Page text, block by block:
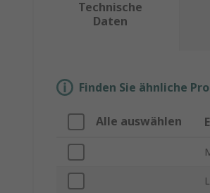
Technische
Daten
Finden Sie ähnliche
Alle auswählen